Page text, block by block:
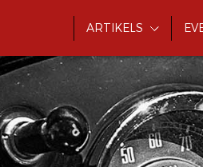
ARTIKELS